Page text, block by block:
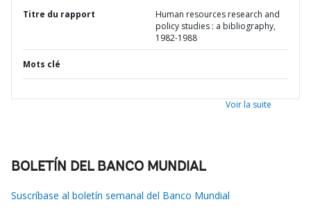
Titre du rapport
Human resources research and
policy studies : a bibliography,
1982-1988
Mots clé
Voir la suite
BOLETÍN DEL BANCO MUNDIAL
Suscríbase al boletín semanal del Banco Mundial